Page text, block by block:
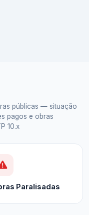
públicas — situação
pagos e obras
10.x
Paralisadas